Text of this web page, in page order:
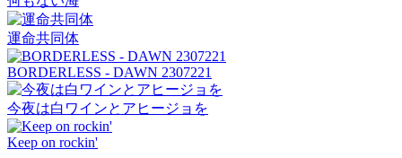
運命共同体
BORDERLESS - DAWN 2307221
今夜は白ワインとアヒージョを
Keep on rockin'